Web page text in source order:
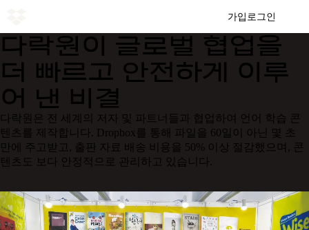
가입 로그인
다락원이 글로벌 협업을
더 빠르고 안전하게 이루
어 낸 비결
다락원은 전 세계의 저자 및 파트너들과 협업하여 언어 학습 콘
텐츠를 제작합니다. Dropbox를 통해 파일을 60일이 아닌 몇 초
만에 주고받고, 출판 자료 배송 비용을 50% 이상 절감했으며, 콘
텐츠도 보다 안정적으로 관리하고 있습니다.